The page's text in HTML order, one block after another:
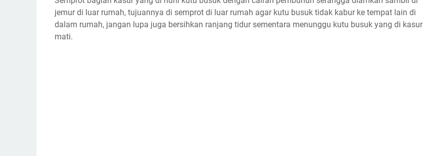
jemur di luar rumah, tujuannya di semprot di luar rumah agar kutu busuk tidak kabur ke tempat lain di
dalam rumah, jangan lupa juga bersihkan ranjang tidur sementara menunggu kutu busuk yang di kasur
mati.